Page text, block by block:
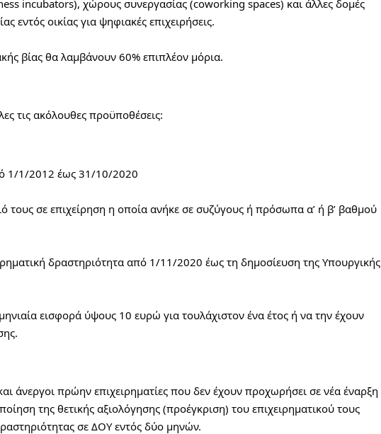
incubators), χώρους συνεργασίας (coworking spaces) και άλλες δομές
εντός οικίας για ψηφιακές επιχειρήσεις.
βίας θα λαμβάνουν 60% επιπλέον μόρια.
τις ακόλουθες προϋποθέσεις:
1/1/2012 έως 31/10/2020
τους σε επιχείρηση η οποία ανήκε σε συζύγους ή πρόσωπα α’ ή β’ βαθμού
δραστηριότητα από 1/11/2020 έως τη δημοσίευση της Υπουργικής
εισφορά ύψους 10 ευρώ για τουλάχιστον ένα έτος ή να την έχουν
άνεργοι πρώην επιχειρηματίες που δεν έχουν προχωρήσει σε νέα έναρξη
της θετικής αξιολόγησης (προέγκριση) του επιχειρηματικού τους
σε ΔΟΥ εντός δύο μηνών.